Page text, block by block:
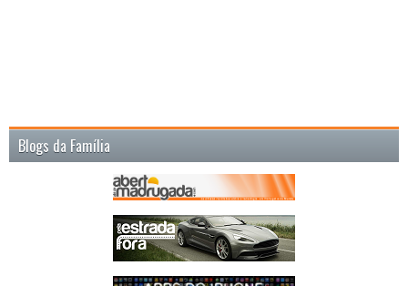
Blogs da Família